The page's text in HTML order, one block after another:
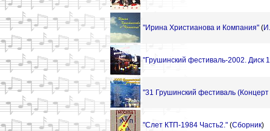
"Ирина Христианова и Компания" (
"Грушинский фестиваль-2002. Диск
"31 Грушинский фестиваль
"Слет КТП-1984 Часть2." (Сборник)